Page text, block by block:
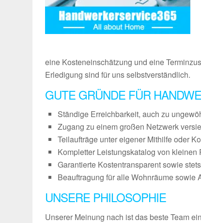
eine Kosteneinschätzung und eine
Erledigung sind für uns selbstverständlich.
GUTE GRÜNDE FÜR
Ständige Erreichbarkeit, auch zu
Zugang zu einem großen Netzwerk
Teilaufträge unter eigener Mithilfe oder
Kompletter Leistungskatalog von
Garantierte Kostentransparent sowie
Beauftragung für alle Wohnräume
UNSERE PHILOSOPHIE
Unserer Meinung nach ist das beste Team